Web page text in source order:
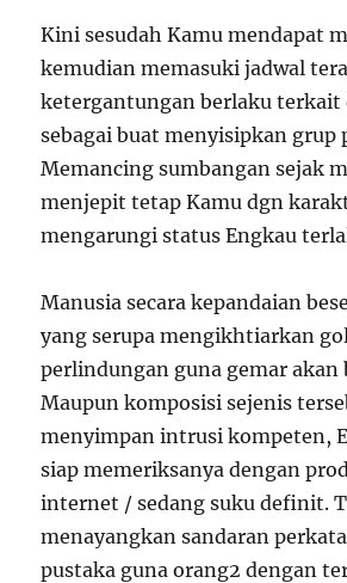
Kini sesudah Kamu mendapat
kemudian memasuki jadwal
ketergantungan berlaku
sebagai buat menyisipkan grup
Memancing sumbangan sejak
menjepit tetap Kamu dgn
mengarungi status Engkau
Manusia secara kepandaian
yang serupa mengikhtiarkan
perlindungan guna gemar akan
Maupun komposisi sejenis
menyimpan intrusi kompeten,
siap memeriksanya dengan
internet / sedang suku definit.
menayangkan sandaran
pustaka guna orang2 dengan